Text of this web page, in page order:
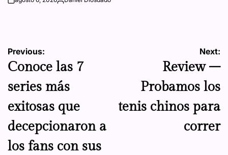
on
Posted
Navegación
de
entradas
Previous:
Conoce las 7
series más
exitosas que
decepcionaron a
los fans con sus
Next:
Review –
Probamos los
tenis chinos para
correr